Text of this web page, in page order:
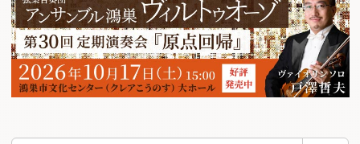
ー
シ
ョ
ン